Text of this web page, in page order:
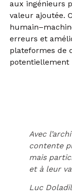
aux ingénieurs
valeur ajoutée.
erreurs et
plateformes de
potentiellement
Avec
contente
mais
et à leur
Luc